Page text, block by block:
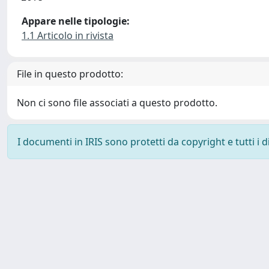
Appare nelle tipologie:
1.1 Articolo in rivista
File in questo prodotto:
Non ci sono file associati a questo prodotto.
I documenti in IRIS sono protetti da copyright e tutti i